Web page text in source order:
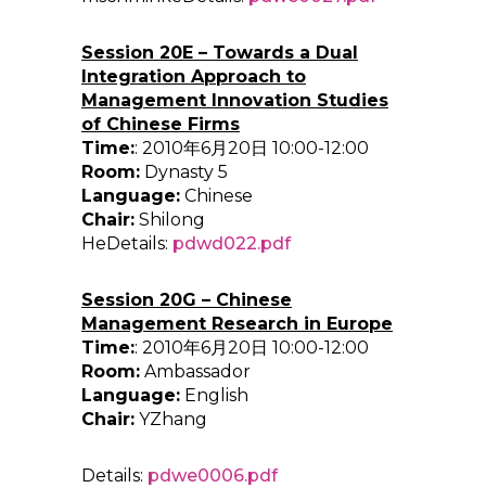
Session 20E – Towards a Dual
Integration Approach to
Management Innovation Studies
of Chinese Firms
Time:: 2010年6月20日 10:00-12:00
Room: Dynasty 5
Language: Chinese
Chair: Shilong
HeDetails: pdwd022.pdf
Session 20G – Chinese
Management Research in Europe
Time:: 2010年6月20日 10:00-12:00
Room: Ambassador
Language: English
Chair: YZhang
Details: pdwe0006.pdf